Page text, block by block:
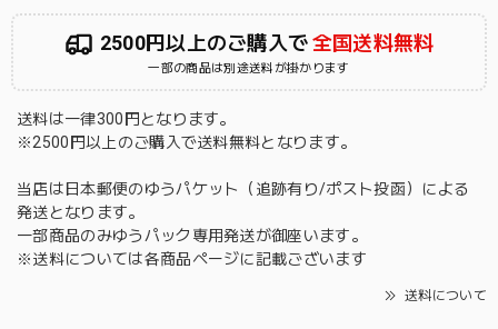
2500円以上のご購入で全国送料無料
一部の商品は別途送料が掛かります
送料は一律300円となります。
※2500円以上のご購入で送料無料となります。
当店は日本郵便のゆうパケット（追跡有り/ポスト投函）による
発送となります。
一部商品のみゆうパック専用発送が御座います。
※送料については各商品ページに記載ございます
送料について